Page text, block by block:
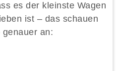
es der kleinste Wagen
ist – das schauen
an: